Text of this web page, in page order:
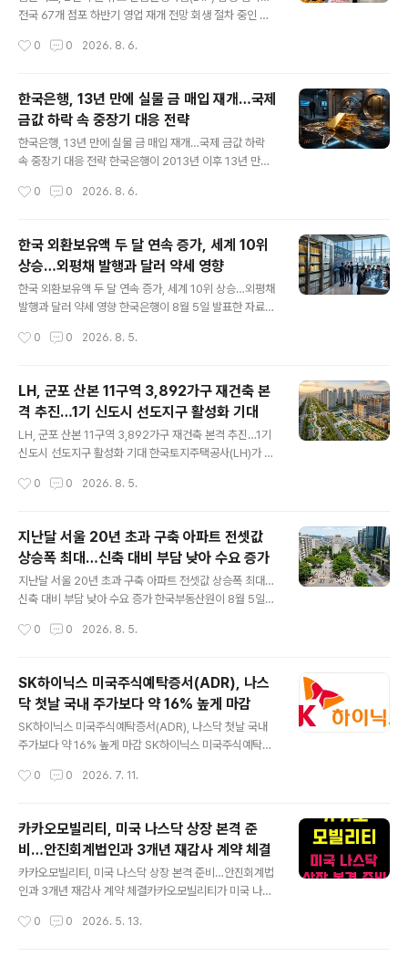
전국 67개 점포 하반기 영업 재개 전망 회생 절차 중인 홈
을 이르면 8월 5일, 늦어도 6일 집행할 계획으로 알려지면
캐피탈, 메리츠화재 3사 합동으로 홈플러스 DIP 금융 지원
을 승인한 이후 약 3주 만에 자금 집행을 앞두고 있으며, 이
번 자금 투입은 신속한 상품 확보와 협력업체 대금 지급을
목적으로 이루어집니다.현재까지 일부 상품은 영업 중단
지 않아 정상적인 영업 재개에는 부족한 상황입니다. 그간
0 0 2026. 8. 6.
한국은행, 13년 만에 실물 금 매입 재개…국제
금값 하락 속 중장기 대응 전략
한국은행, 13년 만에 실물 금 매입 재개…국제 금값 하락
속 중장기 대응 전략 한국은행이 2013년 이후 13년 만에
투자자들의 관심이 집중되고 있습니다. 8월 5일 한국은행
하는 금 중 수출 예정 물량 4~5톤을 국제 시세 기준 원화
로 매입한다고 밝혔습니다.이는 기존에 해외에서 달러로
매입하던 방식과 차별화되어, 보관도 국내에 위치하게 됩
니다. 현재 한국은행이 보유 중인 금은 104.4톤으로, 외환
보유액 대비 약 3.5% 비중을 차지해 세계 41위에 머무르
톤)에 비해 훨씬 적은 규모로, 비중을 7% 수준으로 끌어올
0 0 2026. 8. 6.
한국 외환보유액 두 달 연속 증가, 세계 10위
상승…외평채 발행과 달러 약세 영향
한국 외환보유액 두 달 연속 증가, 세계 10위 상승…외평채
발행과 달러 약세 영향 한국은행이 8월 5일 발표한 자료에
9억 5,000만 달러로 한 달 전보다 5억 9,000만 달러 증
외환보유액 순위도 지난 7월 13위에서 10위로 크게 상승
했습니다. 이번 외환보유액 증가는 정부가 새로 발행한 외
평채와 한국은행의 외화자산 운용 수익 증가, 그리고 최근
달러 가치 하락에 따른 보유 자산들의 달러 환산 가치 상승
이 주요 배경입니다. 다만 국민연금과의 외환스와프 금액
외환보유액은 해외 자본 급락 또는 국내 달러 부족 상황에
0 0 2026. 8. 5.
LH, 군포 산본 11구역 3,892가구 재건축 본
격 추진…1기 신도시 선도지구 활성화 기대
LH, 군포 산본 11구역 3,892가구 재건축 본격 추진…1기
신도시 선도지구 활성화 기대 한국토지주택공사(LH)가 1
규모 재건축 사업을 본격적으로 시작합니다. 8월 5일 LH
고 공식 발표했습니다.이에 따라 산본 11구역에는 총 3,89
2가구 규모의 주택 공급이 예정돼 있습니다. 산본 11구역
은 1기 신도시 중 노후 계획도시 선도지구로, 지난해 12월
특별정비구역으로 지정되면서 재건축 사업에 탄력을 받았
습니다. 지난해 6월 구성된 주민대표회의와 협력 체계를
입니다. 특히 이번 사업은 「노후계획도시 정비 및 지원에 관
0 0 2026. 8. 5.
지난달 서울 20년 초과 구축 아파트 전셋값
상승폭 최대…신축 대비 부담 낮아 수요 증가
지난달 서울 20년 초과 구축 아파트 전셋값 상승폭 최대…
신축 대비 부담 낮아 수요 증가 한국부동산원이 8월 5일
6년 7월 서울에서 준공 20년을 초과한 구축 아파트의 전
아파트 전셋값은 1.03%, 5년 초과~10년 이하 준신축은 1.
24%, 10년 초과~15년 이하는 1.33%, 15년 초과~20년
이하 아파트는 1.21% 각각 상승해 전반적으로 신축 및 준
신축 아파트 전셋값이 크게 오름에 따라 전세 수요가 상대
을 보여주고 있습니다. 특히 구축 아파트 전셋값 상승세는
0 0 2026. 8. 5.
SK하이닉스 미국주식예탁증서(ADR), 나스
닥 첫날 국내 주가보다 약 16% 높게 마감
SK하이닉스 미국주식예탁증서(ADR), 나스닥 첫날 국내
주가보다 약 16% 높게 마감 SK하이닉스 미국주식예탁증
대비 13.08% 오른 168.49달러에 마감하며 국내 본주보
이는 미국 현지 투자자들의 높은 수요와 두 시장 간 거래 시
간 차이, 예탁증서 구조적 전환 절차 등이 복합적으로 작용
한 결과로 해석됩니다. 미국 증권 시장에서 거래되는 SK하
이닉스 ADR 1주는 국내 보통주 0.1주에 해당합니다. 환율
(10일 원·달러 1499.15원)을 적용해 ADR 종가를 국내 본
국내 유가증권시장에서 SK하이닉스 보통주가 218만원
0 0 2026. 7. 11.
카카오모빌리티, 미국 나스닥 상장 본격 준
비…안진회계법인과 3개년 재감사 계약 체결
카카오모빌리티, 미국 나스닥 상장 본격 준비…안진회계법
인과 3개년 재감사 계약 체결카카오모빌리티가 미국 나스
에 따르면, 카카오모빌리티는 최근 미국 증시 상장을 염두
0 0 2026. 5. 13.